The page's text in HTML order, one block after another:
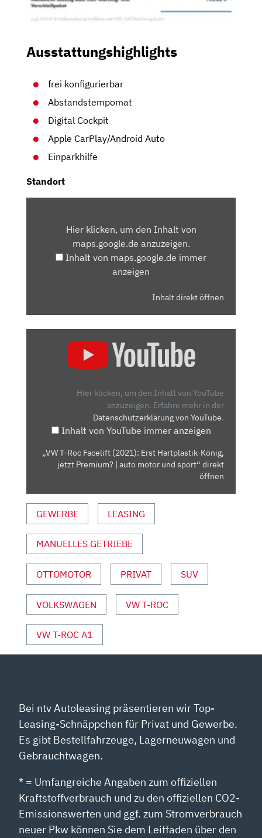
Ausstattungshighlights
frei konfigurierbar
Abstandstempomat
Digital Cockpit
Apple CarPlay/Android Auto
Einparkhilfe
Standort
MAPS.GOOGLE.DEHier klicken, um den Inhalt von
maps.google.de anzuzeigen.
Inhalt von maps.google.de immer
anzeigen
Inhalt direkt öffnen
KÖNIG,
JETZT
PREMIUM?
MOTOR
UND
SPORT“
VON
ANZEIGEN
Hier klicken, um den Inhalt von YouTube
anzuzeigen. Erfahre mehr in der
Datenschutzerklärung von YouTube.
Inhalt von YouTube immer anzeigen
„VW T-Roc Facelift (2021): Erst Hartplastik-König,
jetzt Premium? | auto motor und sport“ direkt
öffnen
GEWERBE LEASING
MANUELLES GETRIEBE
OTTOMOTOR PRIVAT SUV
VOLKSWAGEN VW T-ROC
VW T-ROC A1
Bei ntv Autoleasing präsentieren wir Top-
Leasing-Schnäppchen für Privat und Gewerbe.
Es gibt Bestellfahrzeuge, Lagerneuwagen und
Gebrauchtwagen.
* = Umfangreiche Angaben zum offiziellen
Kraftstoffverbrauch und zu den offiziellen CO2-
Emissionswerten und ggf. zum Stromverbrauch
neuer Pkw können Sie dem Leitfaden über den